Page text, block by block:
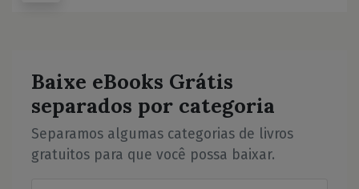
Baixe eBooks Grátis
separados por categoria
Separamos algumas categorias de livros
gratuitos para que você possa baixar.